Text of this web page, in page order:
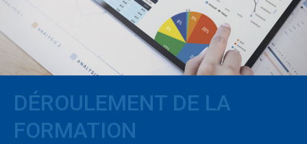
DÉROULEMENT DE LA
FORMATION